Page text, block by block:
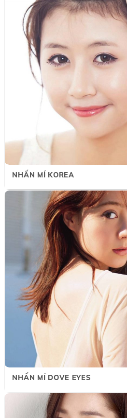
NHẤN MÍ KOREA
NHẤN MÍ DOVE EYES